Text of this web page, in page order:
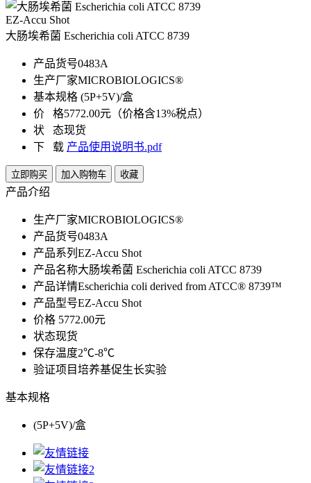
EZ-Accu Shot
大肠埃希菌 Escherichia coli ATCC 8739
产品货号0483A
生产厂家MICROBIOLOGICS®
基本规格 (5P+5V)/盒
价 格5772.00元（价格含13%税点）
状 态现货
下 载 产品使用说明书.pdf
立即购买 加入购物车 收藏
产品介绍
生产厂家MICROBIOLOGICS®
产品货号0483A
产品系列 EZ-Accu Shot
产品名称大肠埃希菌 Escherichia coli ATCC 8739
产品详情Escherichia coli derived from ATCC® 8739™
产品型号EZ-Accu Shot
价格 5772.00元
状态现货
保存温度2℃-8℃
验证项目培养基促生长实验
基本规格
(5P+5V)/盒